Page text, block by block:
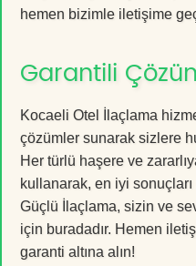
hemen bizimle iletişime
Garantili
Kocaeli Otel İlaçlama
çözümler sunarak sizlere
Her türlü haşere ve
kullanarak, en iyi
Güçlü İlaçlama, sizin ve
için buradadır. Hemen
garanti altına alın!